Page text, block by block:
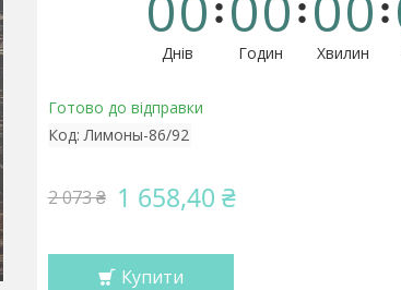
Днів Годин Хвилин
Готово до відправки
Код:Лимоны-86/92
2 073 ₴ 1 658,40 ₴
Купити